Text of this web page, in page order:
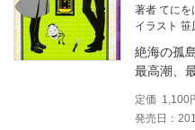
著者 てにを
イラスト
絶海の孤
最高潮、
定価 1,100
発売日：